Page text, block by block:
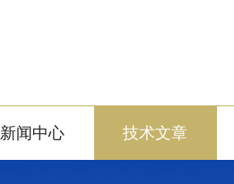
新闻中心 技术文章